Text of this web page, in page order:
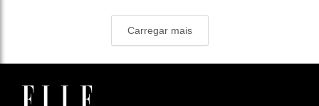
Carregar mais